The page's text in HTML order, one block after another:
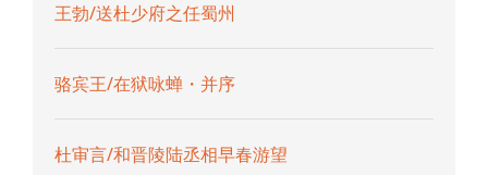
王勃/送杜少府之任蜀州
骆宾王/在狱咏蝉・并序
杜审言/和晋陵陆丞相早春游望